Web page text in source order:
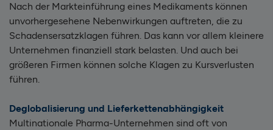
Nach der Markteinführung eines Medikaments können
unvorhergesehene Nebenwirkungen auftreten, die zu
Schadensersatzklagen führen. Das kann vor allem kleinere
Unternehmen finanziell stark belasten. Und auch bei
größeren Firmen können solche Klagen zu Kursverlusten
führen.
Deglobalisierung und Lieferkettenabhängigkeit
Multinationale Pharma-Unternehmen sind oft von